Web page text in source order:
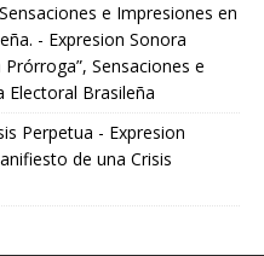
e Impresiones en
- Expresion Sonora
Prórroga”, Sensaciones e
Electoral Brasileña
Perpetua - Expresion
de una Crisis